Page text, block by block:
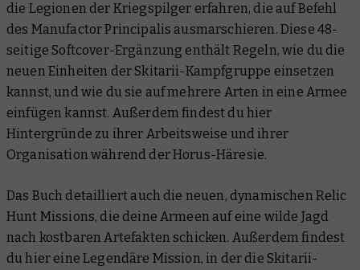
die Legionen der Kriegspilger erfahren, die auf Befehl
des Manufactor Principalis ausmarschieren. Diese 48-
seitige Softcover-Ergänzung enthält Regeln, wie du die
neuen Einheiten der Skitarii-Kampfgruppe einsetzen
kannst, und wie du sie auf mehrere Arten in eine Armee
einfügen kannst. Außerdem findest du hier
Hintergründe zu ihrer Arbeitsweise und ihrer
Organisation während der Horus-Häresie.
Das Buch detailliert auch die neuen, dynamischen Relic
Hunt Missions, die deine Armeen auf eine wilde Jagd
nach kostbaren Artefakten schicken. Außerdem findest
du hier eine Legendäre Mission, in der die Skitarii-